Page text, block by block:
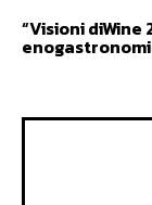
“Visioni